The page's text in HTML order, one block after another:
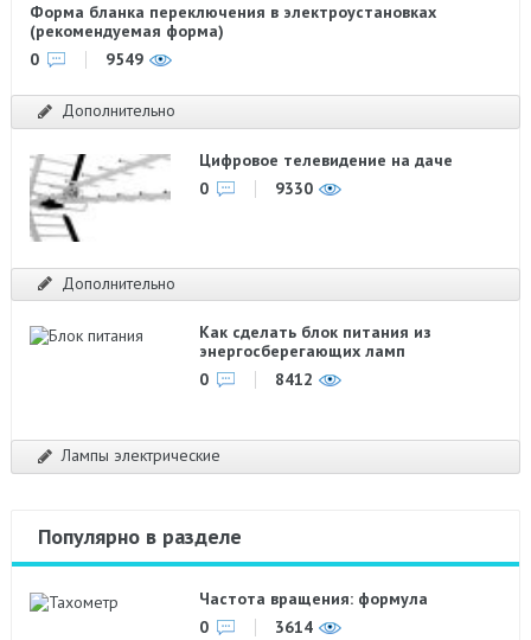
Форма бланка переключения в электроустановках
(рекомендуемая форма)
0
9549
Дополнительно
Цифровое телевидение на даче
0
9330
Дополнительно
Как сделать блок питания из
энергосберегающих ламп
0
8412
Лампы электрические
Популярно в разделе
Частота вращения: формула
0
3614